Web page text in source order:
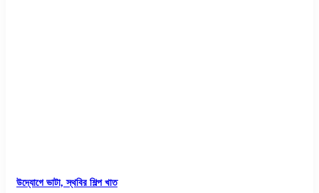
উদ্যোগে ভাটা, স্থবির শিল্প খাত